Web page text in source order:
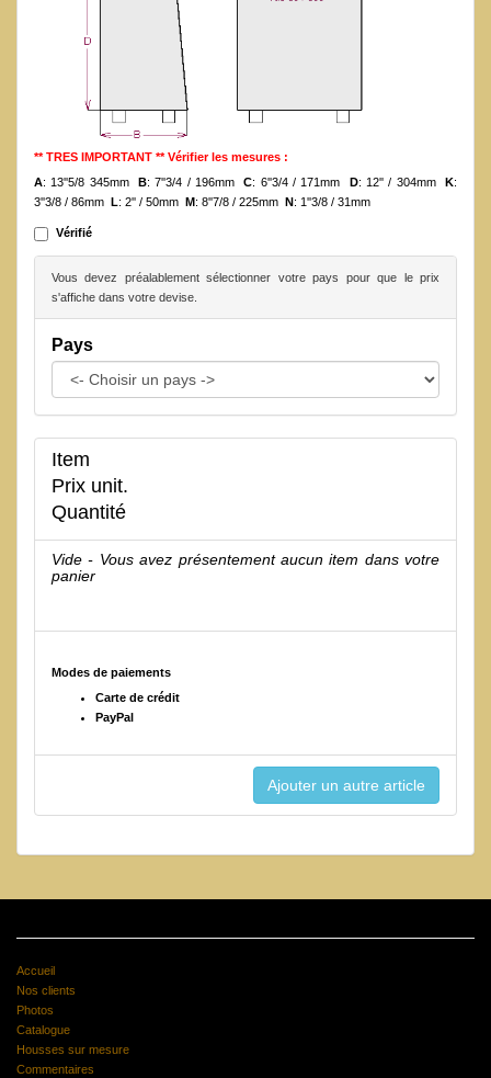
** TRES IMPORTANT ** Vérifier les mesures :
A: 13''5/8 345mm B: 7''3/4 / 196mmC: 6''3/4 / 171mm D: 12'' / 304mm K:
3''3/8 / 86mm
L: 2'' / 50mm M : 8''7/8 / 225mm N : 1''3/8 / 31mm
Vérifié
Vous devez préalablement sélectionner votre pays pour que le prix
s'affiche dans votre devise.
Pays
Item
Prix unit.
Quantité
Vide - Vous avez présentement aucun item dans votre
panier
Modes de paiements
Carte de crédit
PayPal
Accueil
Nos clients
Photos
Catalogue
Housses sur mesure
Commentaires